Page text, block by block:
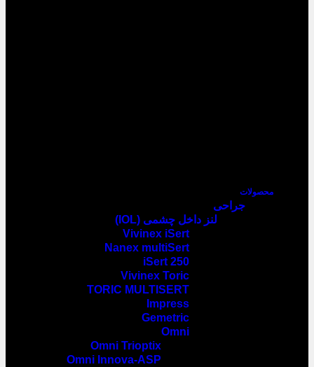
محصولات
جراحی
لنز داخل چشمی (IOL)
Vivinex iSert
Nanex multiSert
iSert 250
Vivinex Toric
TORIC MULTISERT
Impress
Gemetric
Omni
Omni Trioptix
Omni Innova-ASP